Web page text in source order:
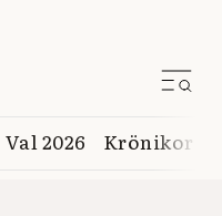
Val 2026 Krönikor